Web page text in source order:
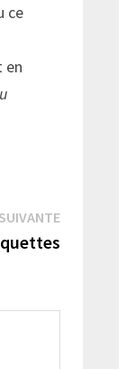
ce
en
Publication